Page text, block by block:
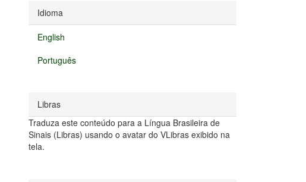
Idioma
English
Português
Libras
Traduza este conteúdo para a Língua Brasileira de
Sinais (Libras) usando o avatar do VLibras exibido na
tela.